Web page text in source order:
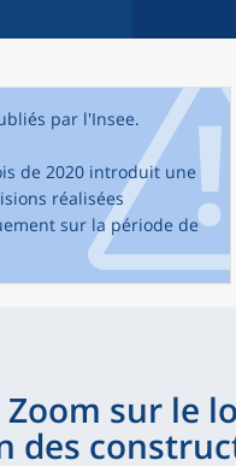
par l'Insee.
de 2020 introduit une
réalisées
sur la période de
sur le
des